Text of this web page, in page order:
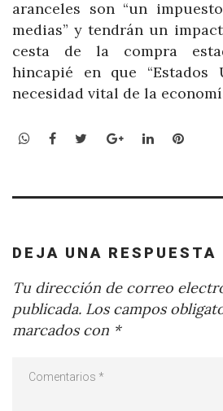
aranceles son “un
medias” y tendrán un
cesta de la compra
hincapié en que “Estados
necesidad vital de la
WhatsApp
Facebook
TwitterGoogle+LinkedIn
DEJA UNA RESPUESTA
Tu dirección de correo
publicada. Los campos
marcados con *